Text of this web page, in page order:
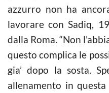
azzurro non ha
lavorare con Sadiq,
dalla Roma. “Non
questo complica le
gia’ dopo la sosta.
allenamento in